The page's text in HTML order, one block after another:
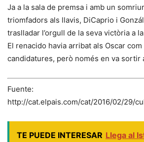
Ja a la sala de premsa i amb un
triomfadors als llavis, DiCaprio i
traslladar l’orgull de la seva victòria a
El renacido havia arribat als Oscar
candidatures, però només en va sortir
Fuente:
http://cat.elpais.com/cat/2016/02/29/
TE PUEDE INTERESAR Llega al